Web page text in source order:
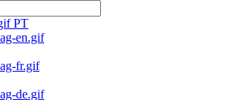
PT